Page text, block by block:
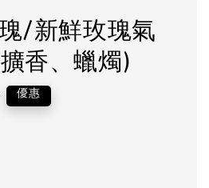
/新鮮玫瑰氣
香、蠟燭)
優惠